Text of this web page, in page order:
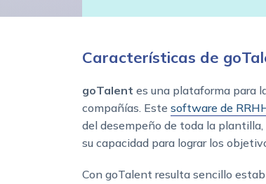
Características de
goTalent es una plataforma para
compañías. Este software de
del desempeño de toda la
su capacidad para lograr los
Con goTalent resulta sencillo